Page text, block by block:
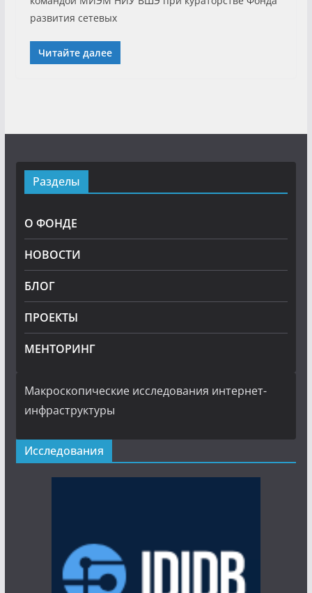
развития сетевых
Читайте далее
Разделы
О ФОНДЕ
НОВОСТИ
БЛОГ
ПРОЕКТЫ
МЕНТОРИНГ
Макроскопические исследования интернет-
инфраструктуры
Исследования